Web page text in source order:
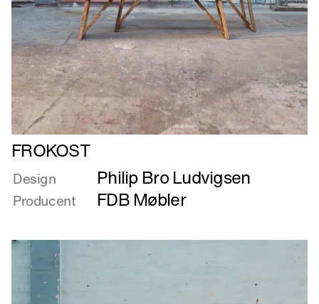
Læs
mere
om
FROKOST
FROKOST
Design Philip Bro Ludvigsen
Producent FDB Møbler